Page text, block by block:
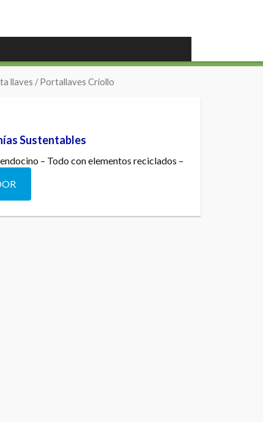
llaves / Portallaves Criollo
Sustentables
– Todo con elementos reciclados –